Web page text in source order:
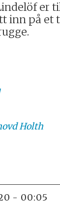
er
inn på
Holth
- 00:05